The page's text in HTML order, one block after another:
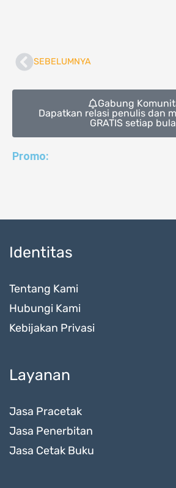
PrevSEBELUMNYA
Gabung
Dapatkan relasi penulis dan
GRATIS setiap
Promo:
Identitas
Tentang Kami
Hubungi Kami
Kebijakan Privasi
Layanan
Jasa Pracetak
Jasa Penerbitan
Jasa Cetak Buku